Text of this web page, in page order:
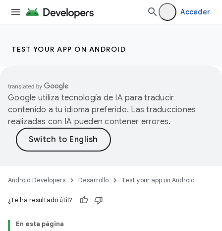
Acceder
TEST YOUR APP ON ANDROID
Google utiliza tecnología de IA para traducir
contenido a tu idioma preferido. Las traducciones
realizadas con IA pueden contener errores.
Android Developers Desarrollo Test your app on Android
¿Te ha resultado útil?
En esta página